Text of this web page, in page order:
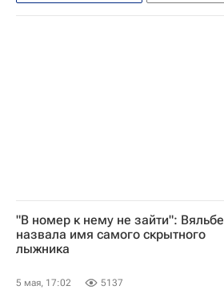
Елена Вяльбе
"В номер к нему не зайти": Вяльбе
назвала имя самого скрытного
лыжника
5 мая, 17:02 5137